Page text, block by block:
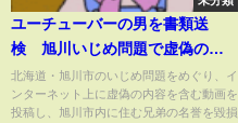
ユーチューバーの男を書類送
検 旭川いじめ問題で虚偽の動
画投稿 「家族の人生が変わっ
た」
北海道・旭川市のいじめ問題をめぐり、イ
ンターネット上に虚偽の内容を含む動画を
投稿し、旭川市内に住む兄弟の名誉を毀損